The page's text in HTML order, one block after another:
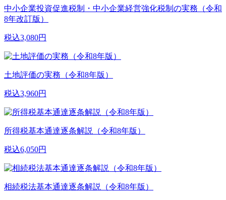
中小企業投資促進税制・中小企業経営強化税制の実務（令和
8年改訂版）
税込3,080円
土地評価の実務（令和8年版）
税込3,960円
所得税基本通達逐条解説（令和8年版）
税込6,050円
相続税法基本通達逐条解説（令和8年版）